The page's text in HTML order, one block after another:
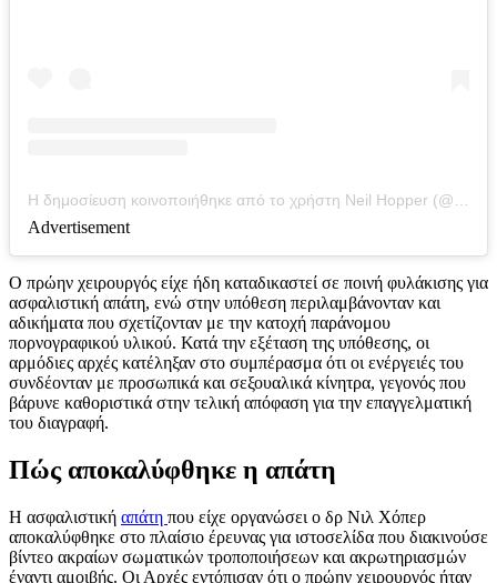
Advertisement
Ο πρώην χειρουργός είχε ήδη καταδικαστεί σε ποινή φυλάκισης για
ασφαλιστική απάτη, ενώ στην υπόθεση περιλαμβάνονταν και
αδικήματα που σχετίζονταν με την κατοχή παράνομου
πορνογραφικού υλικού. Κατά την εξέταση της υπόθεσης, οι
αρμόδιες αρχές κατέληξαν στο συμπέρασμα ότι οι ενέργειές του
συνδέονταν με προσωπικά και σεξουαλικά κίνητρα, γεγονός που
βάρυνε καθοριστικά στην τελική απόφαση για την επαγγελματική
του διαγραφή.
Πώς αποκαλύφθηκε η απάτη
Η ασφαλιστική απάτη που είχε οργανώσει ο δρ Νιλ Χόπερ
αποκαλύφθηκε στο πλαίσιο έρευνας για ιστοσελίδα που διακινούσε
βίντεο ακραίων σωματικών τροποποιήσεων και ακρωτηριασμών
έναντι αμοιβής. Οι Αρχές εντόπισαν ότι ο πρώην χειρουργός ήταν